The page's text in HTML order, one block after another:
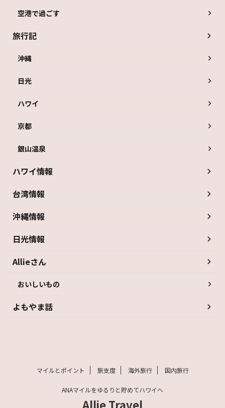
空港で過ごす
旅行記
沖縄
日光
ハワイ
京都
銀山温泉
ハワイ情報
台湾情報
沖縄情報
日光情報
Allieさん
おいしいもの
よもやま話
マイルとポイント 旅支度 海外旅行 国内旅行
ANAマイルをゆるりと貯めてハワイへ
Allie Travel